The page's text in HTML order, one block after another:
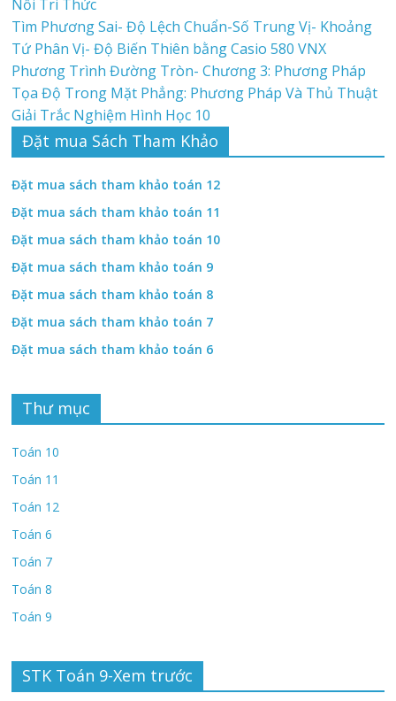
Nối Tri Thức
Tìm Phương Sai- Độ Lệch Chuẩn-Số Trung Vị- Khoảng
Tứ Phân Vị- Độ Biến Thiên bằng Casio 580 VNX
Phương Trình Đường Tròn- Chương 3: Phương Pháp
Tọa Độ Trong Mặt Phẳng: Phương Pháp Và Thủ Thuật
Giải Trắc Nghiệm Hình Học 10
Đặt mua Sách Tham Khảo
Đặt mua sách tham khảo toán 12
Đặt mua sách tham khảo toán 11
Đặt mua sách tham khảo toán 10
Đặt mua sách tham khảo toán 9
Đặt mua sách tham khảo toán 8
Đặt mua sách tham khảo toán 7
Đặt mua sách tham khảo toán 6
Thư mục
Toán 10
Toán 11
Toán 12
Toán 6
Toán 7
Toán 8
Toán 9
STK Toán 9-Xem trước